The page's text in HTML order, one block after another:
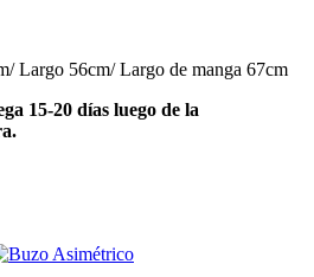
Largo 56cm/ Largo de manga 67cm
15-20 días luego de la